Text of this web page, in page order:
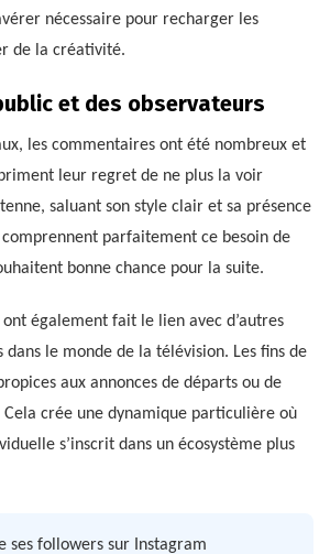
nécessaire pour recharger les
de la créativité.
et des observateurs
les commentaires ont été nombreux et
leur regret de ne plus la voir
saluant son style clair et sa présence
comprennent parfaitement ce besoin de
bonne chance pour la suite.
également fait le lien avec d’autres
dans le monde de la télévision. Les fins de
aux annonces de départs ou de
Cela crée une dynamique particulière où
s’inscrit dans un écosystème plus
ses followers sur Instagram